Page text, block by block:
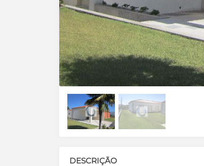
DESCRIÇÃO